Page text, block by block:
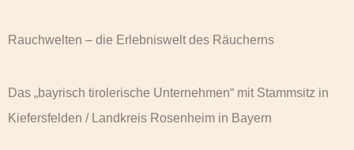
Rauchwelten – die Erlebniswelt des Räucherns
Das „bayrisch tirolerische Unternehmen“ mit Stammsitz in
Kiefersfelden / Landkreis Rosenheim in Bayern